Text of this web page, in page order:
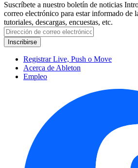
Suscríbete a nuestro boletín de noticias
correo electrónico para estar informado de
tutoriales, descargas, encuestas, etc.
Registrar Live, Push o Move
Acerca de Ableton
Empleo